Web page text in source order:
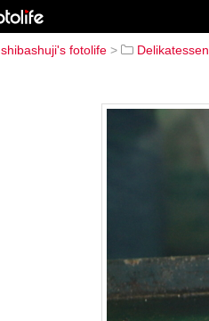
shibashuji's fotolife > Delikatessen